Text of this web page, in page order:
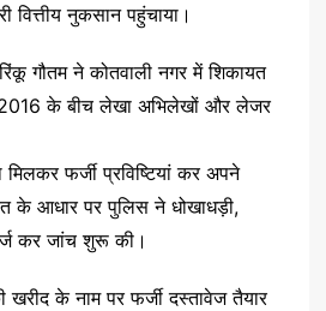
नुकसान पहुंचाया।
गौतम ने कोतवाली नगर में शिकायत
2016 के बीच लेखा अभिलेखों और लेजर
फर्जी प्रविष्टियां कर अपने
के आधार पर पुलिस ने धोखाधड़ी,
कर जांच शुरू की।
के नाम पर फर्जी दस्तावेज तैयार